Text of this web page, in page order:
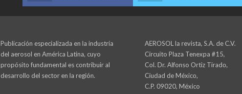
Publicación especializada en la industria
del aerosol en América Latina, cuyo
propósito fundamental es contribuir al
desarrollo del sector en la región.
AEROSOL la revista, S.A. de C.V.
Circuito Plaza Tenexpa #15,
Col. Dr. Alfonso Ortiz Tirado,
Ciudad de México,
C.P. 09020, México